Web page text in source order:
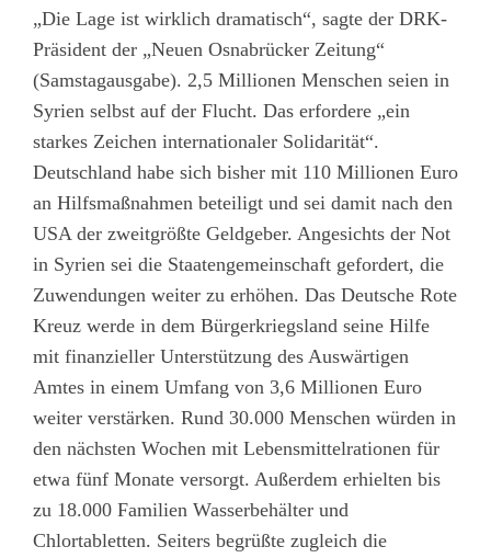
„Die Lage ist wirklich dramatisch“, sagte der DRK-
Präsident der „Neuen Osnabrücker Zeitung“
(Samstagausgabe). 2,5 Millionen Menschen seien in
Syrien selbst auf der Flucht. Das erfordere „ein
starkes Zeichen internationaler Solidarität“.
Deutschland habe sich bisher mit 110 Millionen Euro
an Hilfsmaßnahmen beteiligt und sei damit nach den
USA der zweitgrößte Geldgeber. Angesichts der Not
in Syrien sei die Staatengemeinschaft gefordert, die
Zuwendungen weiter zu erhöhen. Das Deutsche Rote
Kreuz werde in dem Bürgerkriegsland seine Hilfe
mit finanzieller Unterstützung des Auswärtigen
Amtes in einem Umfang von 3,6 Millionen Euro
weiter verstärken. Rund 30.000 Menschen würden in
den nächsten Wochen mit Lebensmittelrationen für
etwa fünf Monate versorgt. Außerdem erhielten bis
zu 18.000 Familien Wasserbehälter und
Chlortabletten. Seiters begrüßte zugleich die